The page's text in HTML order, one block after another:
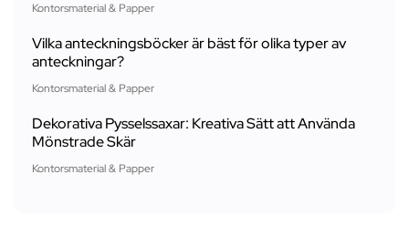
Kontorsmaterial & Papper
Vilka anteckningsböcker är bäst för olika typer av
anteckningar?
Kontorsmaterial & Papper
Dekorativa Pysselssaxar: Kreativa Sätt att Använda
Mönstrade Skär
Kontorsmaterial & Papper